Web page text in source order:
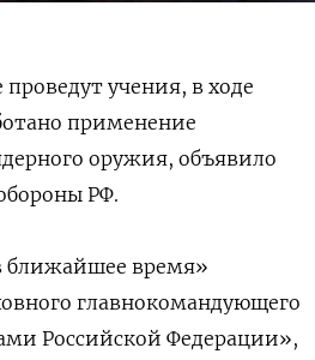
учения, в ходе
применение
оружия, объявило
РФ.
ближайшее время»
главнокомандующего
Российской Федерации»,